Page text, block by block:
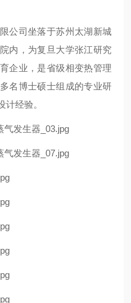
公司坐落于苏州太湖新城
内，为复旦大学张江研究
企业，是省级相变热管理
名博士硕士组成的专业研
经验。